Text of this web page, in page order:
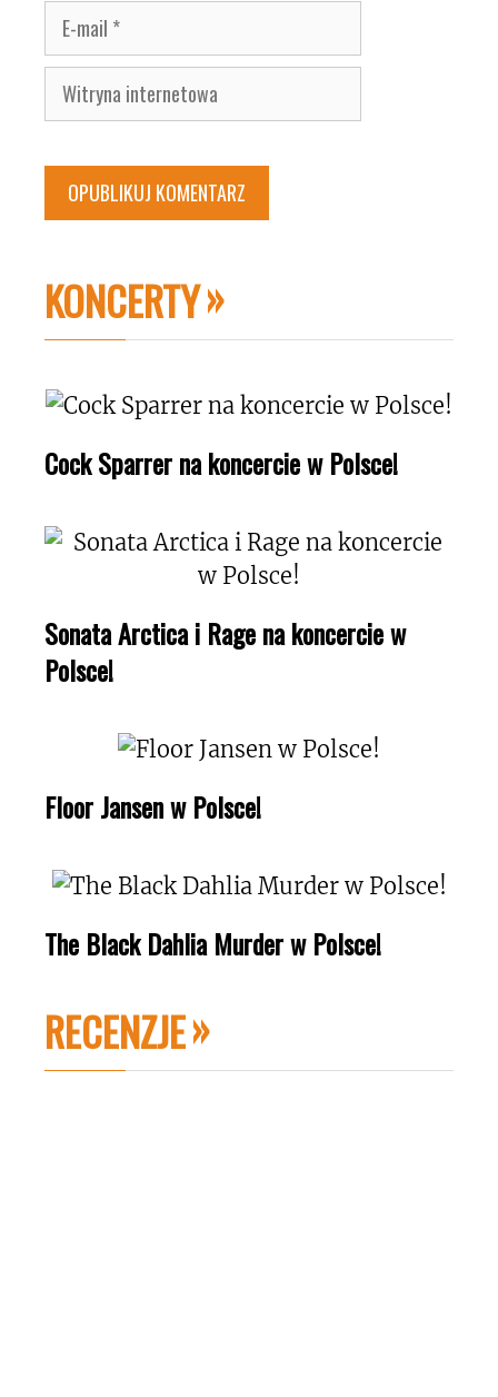
E-
mail
Witryna
internetowa
KONCERTY
Cock Sparrer na koncercie w Polsce!
Sonata Arctica i Rage na koncercie w
Polsce!
Floor Jansen w Polsce!
The Black Dahlia Murder w Polsce!
RECENZJE